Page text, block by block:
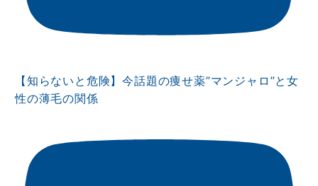
【知らないと危険】今話題の痩せ薬”マンジャロ”と女
性の薄毛の関係